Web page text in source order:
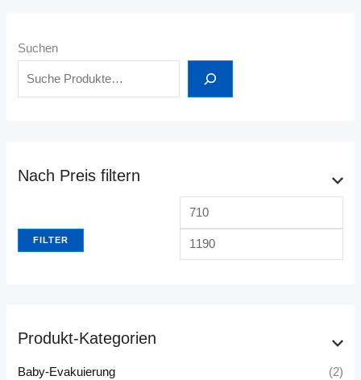
Suchen
Nach Preis filtern
i
a
i
FILTER
Produkt-Kategorien
Baby-Evakuierung (2)